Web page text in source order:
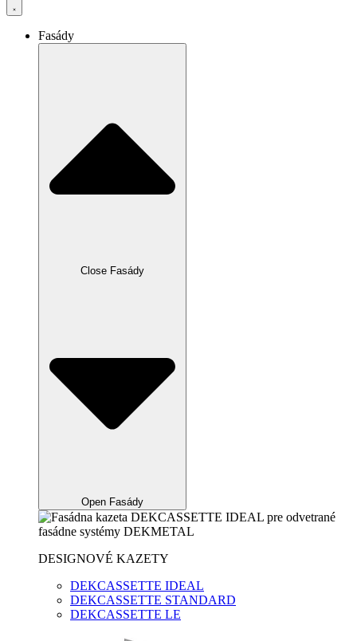
Fasády
Close Fasády
Open Fasády
DESIGNOVÉ KAZETY
DEKCASSETTE IDEAL
DEKCASSETTE STANDARD
DEKCASSETTE LE